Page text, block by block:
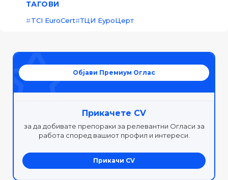
ТАГОВИ
TCI EuroCert ТЦИ ЕуроЦерт
Објави Премиум Оглас
Прикачете CV
за да добивате препораки за релевантни Огласи за
работа според вашиот профил и интереси.
Прикачи CV